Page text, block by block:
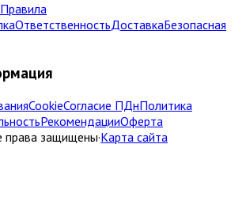
Правила
ОтветственностьДоставкаБезопасная
CookieСогласие ПДнПолитика
РекомендацииОферта
права защищены·Карта сайта